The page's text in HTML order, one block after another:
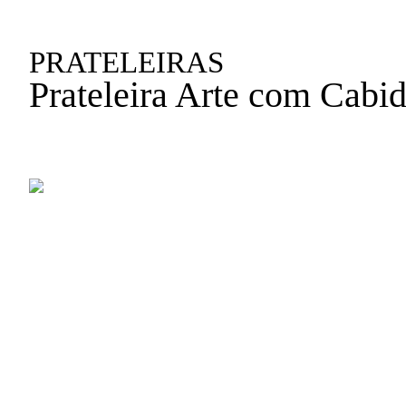
PRATELEIRAS
Prateleira Arte com